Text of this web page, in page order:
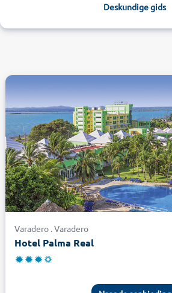
Deskundige gids
Varadero . Varadero
Hotel Palma Real